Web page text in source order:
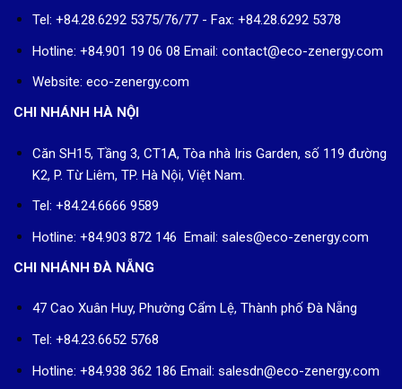
Tel: +84.28.6292 5375/76/77 - Fax: +84.28.6292 5378
Hotline: +84.901 19 06 08 Email: contact@eco-zenergy.com
Website: eco-zenergy.com
CHI NHÁNH HÀ NỘI
Căn SH15, Tầng 3, CT1A, Tòa nhà Iris Garden, số 119 đường
K2, P. Từ Liêm, TP. Hà Nội, Việt Nam.
Tel: +84.24.6666 9589
Hotline: +84.903 872 146 Email: sales@eco-zenergy.com
CHI NHÁNH ĐÀ NẴNG
47 Cao Xuân Huy, Phường Cẩm Lệ, Thành phố Đà Nẵng
Tel: +84.23.6652 5768
Hotline: +84.938 362 186 Email: salesdn@eco-zenergy.com